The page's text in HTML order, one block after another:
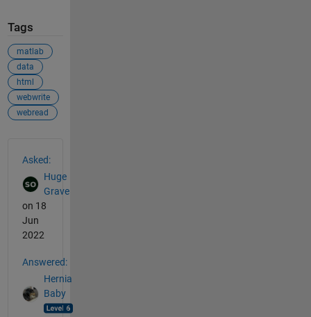
Tags
matlab
data
html
webwrite
webread
Asked:
Huge
Grave
on 18
Jun
2022
Answered:
Hernia
Baby